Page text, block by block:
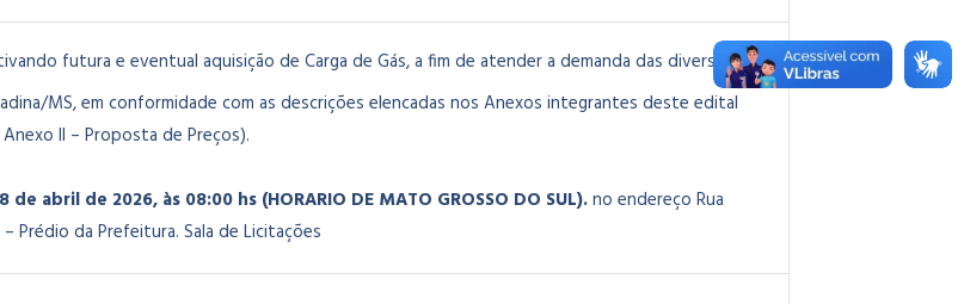
futura e eventual aquisição de Carga de Gás,a fim de atender a demanda das diversas
MS, em conformidade com as descrições elencadas nos Anexos integrantes deste edital
II – Proposta de Preços).
de abril de 2026, às 08:00 hs (HORARIO DE MATO GROSSO DO SUL).no endereço Rua
Prédio da Prefeitura. Sala de Licitações